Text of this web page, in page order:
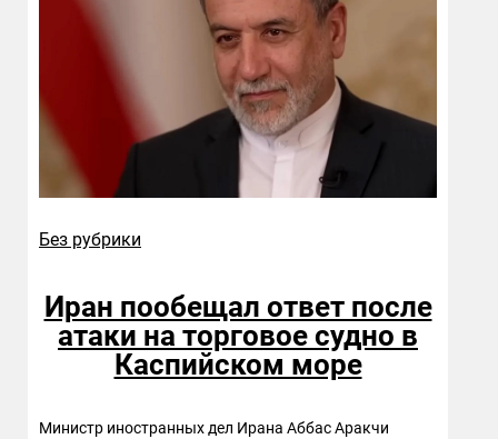
Без рубрики
Иран пообещал ответ после
атаки на торговое судно в
Каспийском море
Министр иностранных дел Ирана Аббас Аракчи